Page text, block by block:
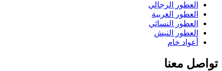
العطور الرجالي
العطور الغربية
العطور النسائي
العطور النيش
أعواد خام
تواصل معنا